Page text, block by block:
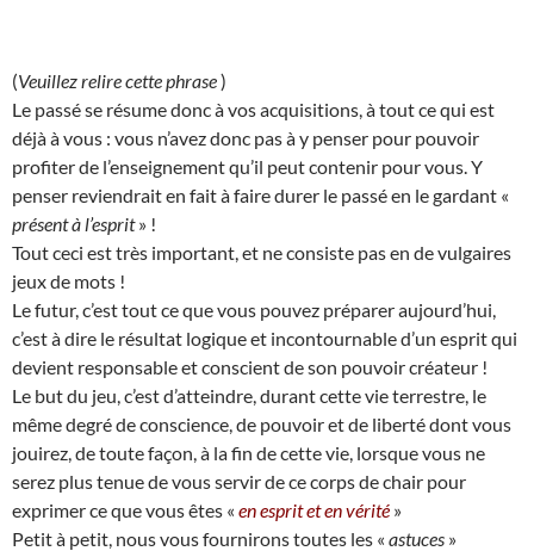
(Veuillez relire cette phrase)
Le passé se résume donc à vos acquisitions, à tout ce qui est
déjà à vous : vous n’avez donc pas à y penser pour pouvoir
profiter de l’enseignement qu’il peut contenir pour vous. Y
penser reviendrait en fait à faire durer le passé en le gardant «
présent à l’esprit» !
Tout ceci est très important, et ne consiste pas en de vulgaires
jeux de mots !
Le futur, c’est tout ce que vous pouvez préparer aujourd’hui,
c’est à dire le résultat logique et incontournable d’un esprit qui
devient responsable et conscient de son pouvoir créateur !
Le but du jeu, c’est d’atteindre, durant cette vie terrestre, le
même degré de conscience, de pouvoir et de liberté dont vous
jouirez, de toute façon, à la fin de cette vie, lorsque vous ne
serez plus tenue de vous servir de ce corps de chair pour
exprimer ce que vous êtes « en esprit et en vérité »
Petit à petit, nous vous fournirons toutes les « astuces »